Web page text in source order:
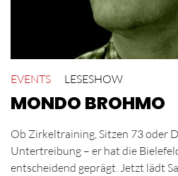
EVENTS LESESHOW
MONDO BROHMO
Ob Zirkeltraining, Sitzen 73 oder
Untertreibung – er hat die
entscheidend geprägt. Jetzt lädt